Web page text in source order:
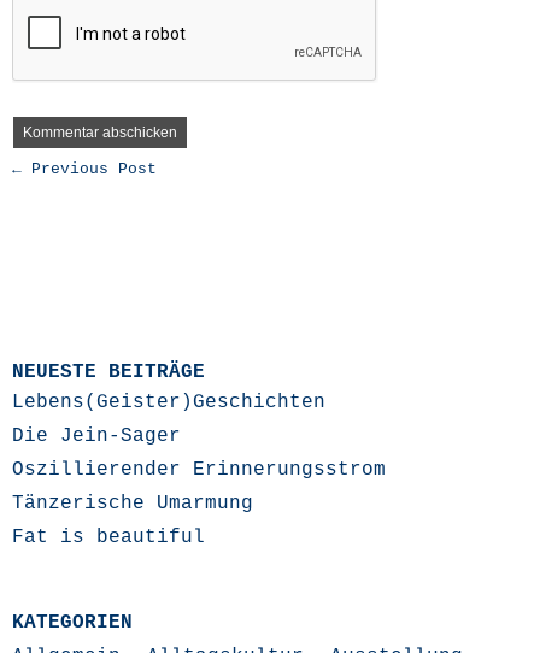
← Previous Post
NEUESTE BEITRÄGE
Lebens(Geister)Geschichten
Die Jein-Sager
Oszillierender Erinnerungsstrom
Tänzerische Umarmung
Fat is beautiful
KATEGORIEN